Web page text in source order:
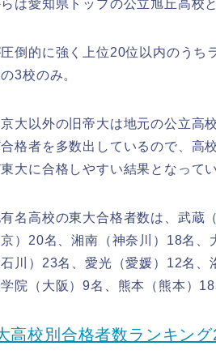
は愛知県トップの公立旭丘高校
倒的に強く上位20位以内のうち
3校のみ。
大以外の旧帝大は地元の公立高
格者を多数出しているので、高
大に合格しやすい結果となって
名高校の東大合格者数は、武蔵
）20名、湘南（神奈川）18名
川）23名、愛光（愛媛）12名
院（大阪）9名、熊本（熊本）
高校別合格者数ランキン